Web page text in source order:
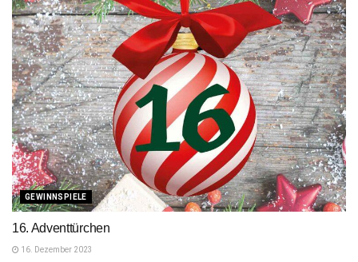
GEWINNSPIELE
16. Adventtürchen
16. Dezember 2023